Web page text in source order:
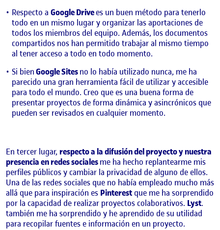
Respecto a Google Drivees un buen método para tenerlo
todo en un mismo lugar y organizar las aportaciones de
todos los miembros del equipo. Además, los documentos
compartidos nos han permitido trabajar al mismo tiempo
al tener acceso a todo en todo momento.
Si bienGoogle Sitesno lo había utilizado nunca, me ha
parecido una gran herramienta fácil de utilizar y accesible
para todo el mundo. Creo que es una buena forma de
presentar proyectos de forma dinámica y asincrónicos que
pueden ser revisados en cualquier momento.
En tercer lugar, respecto a la difusión del proyecto y nuestra
presencia en redes socialesme ha hecho replantearme mis
perfiles públicos y cambiar la privacidad de alguno de ellos.
Una de las redes sociales que no había empleado mucho más
allá que para inspiración es Pinterest que me ha sorprendido
por la capacidad de realizar proyectos colaborativos. Lyst.
también me ha sorprendido y he aprendido de su utilidad
para recopilar fuentes e información en un proyecto.